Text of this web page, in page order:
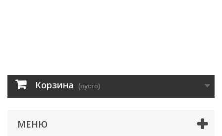
Корзина (пусто)
МЕНЮ